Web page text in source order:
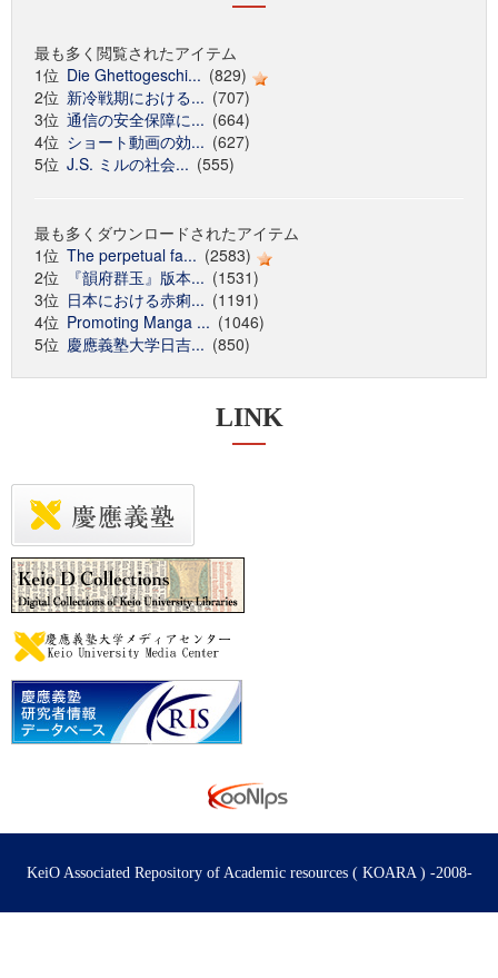
最も多く閲覧されたアイテム
1位 Die Ghettogeschi... (829)
2位 新冷戦期における... (707)
3位 通信の安全保障に... (664)
4位 ショート動画の効... (627)
5位 J.S. ミルの社会... (555)
最も多くダウンロードされたアイテム
1位 The perpetual fa... (2583)
2位
『韻府群玉』版本... (1531)
3位 日本における赤痢... (1191)
4位 Promoting Manga ... (1046)
5位 慶應義塾大学日吉... (850)
LINK
KeiO Associated Repository of Academic resources ( KOARA ) -2008-